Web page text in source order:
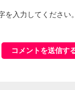
を入力してください。